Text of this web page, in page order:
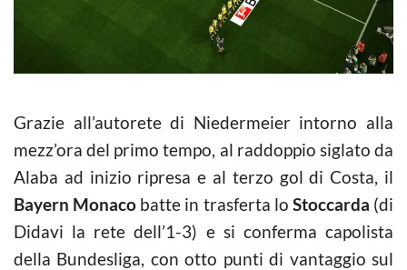
Grazie all’autorete di Niedermeier intorno alla
mezz’ora del primo tempo, al raddoppio siglato da
Alaba ad inizio ripresa e al terzo gol di Costa, il
Bayern Monaco batte in trasferta lo Stoccarda (di
Didavi la rete dell’1-3) e si conferma capolista
della Bundesliga, con otto punti di vantaggio sul